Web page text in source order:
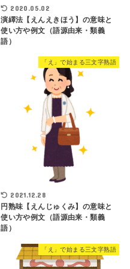
2020.05.02
演繹法【えんえきほう】の意味と
使い方や例文（語源由来・類義
語）
「え」で始まる三文字熟語
2021.12.28
円熟味【えんじゅくみ】の意味と
使い方や例文（語源由来・類義
語）
「え」で始まる三文字熟語